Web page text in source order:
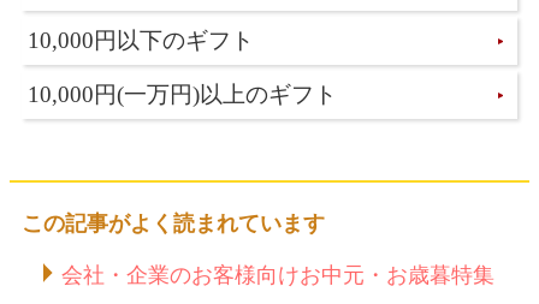
10,000円以下のギフト
10,000円(一万円)以上のギフト
この記事がよく読まれています
会社・企業のお客様向けお中元・お歳暮特集